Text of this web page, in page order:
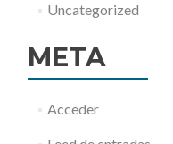
Uncategorized
META
Acceder